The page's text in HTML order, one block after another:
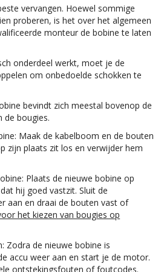
vervangen. Hoewel sommige
proberen, is het over het algemeen
monteur de bobine te laten
onderdeel werkt, moet je de
om onbedoelde schokken te
bevindt zich meestal bovenop de
de bougies.
Maak de kabelboom en de bouten
zijn plaats zit los en verwijder hem
Plaats de nieuwe bobine op
hij goed vastzit. Sluit de
aan en draai de bouten vast of
het kiezen van bougies op
Zodra de nieuwe bobine is
accu weer aan en start je de motor.
ontstekingsfouten of foutcodes.